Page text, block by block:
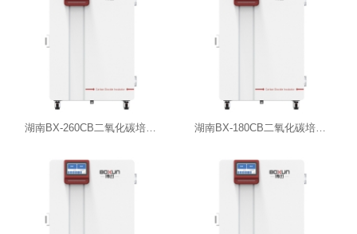
湖南BX-260CB二氧化碳培养箱（紫外杀菌） 湖南BX-180CB二氧化碳培养箱（紫外杀菌）